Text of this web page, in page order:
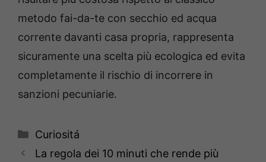
metodo fai-da-te con secchio ed acqua
corrente davanti casa propria, rappresenta
sicuramente una scelta più ecologica ed evita
completamente il rischio di incorrere in
sanzioni pecuniarie.
Categorie
Curiositá
La regola dei 10 minuti che rende più